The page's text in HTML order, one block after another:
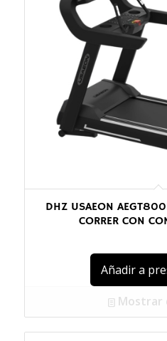
DHZ USAEON
CORRER CON
Añadir a
Mostrar